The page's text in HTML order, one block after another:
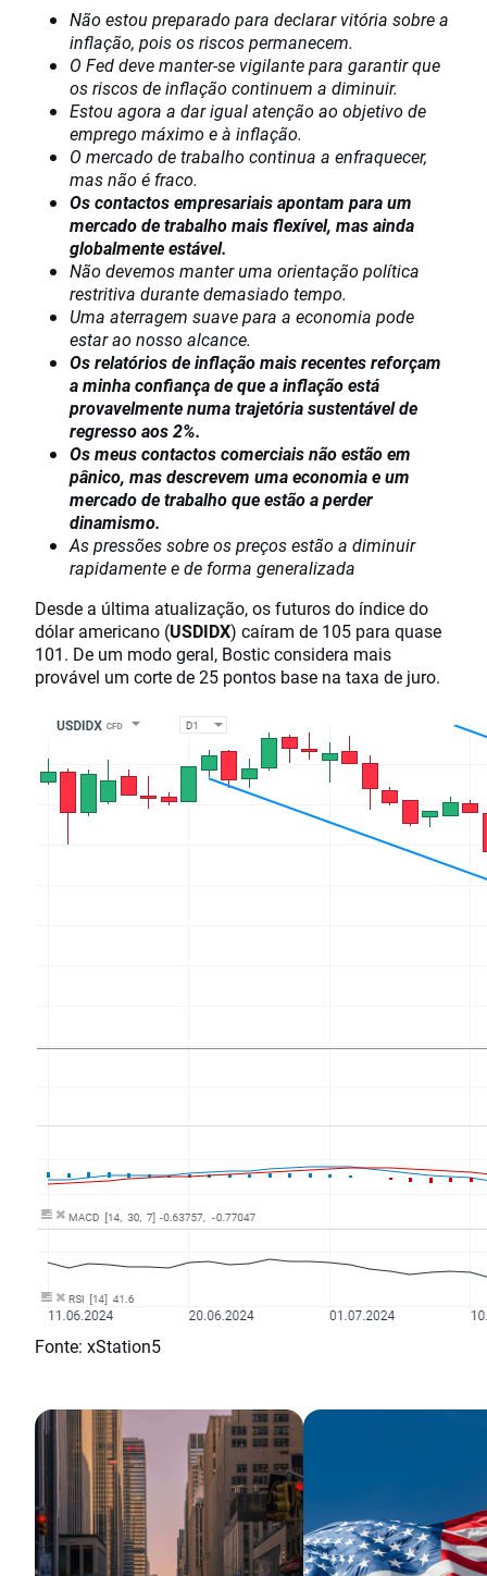
Não estou preparado para declarar vitória sobre a
inflação, pois os riscos permanecem.
O Fed deve manter-se vigilante para garantir que
os riscos de inflação continuem a diminuir.
Estou agora a dar igual atenção ao objetivo de
emprego máximo e à inflação.
O mercado de trabalho continua a enfraquecer,
mas não é fraco.
Os contactos empresariais apontam para um
mercado de trabalho mais flexível, mas ainda
globalmente estável.
Não devemos manter uma orientação política
restritiva durante demasiado tempo.
Uma aterragem suave para a economia pode
estar ao nosso alcance.
Os relatórios de inflação mais recentes reforçam
a minha confiança de que a inflação está
provavelmente numa trajetória sustentável de
regresso aos 2%.
Os meus contactos comerciais não estão em
pânico, mas descrevem uma economia e um
mercado de trabalho que estão a perder
dinamismo.
As pressões sobre os preços estão a diminuir
rapidamente e de forma generalizada
Desde a última atualização, os futuros do índice do
dólar americano (USDIDX) caíram de 105 para quase
101. De um modo geral, Bostic considera mais
provável um corte de 25 pontos base na taxa de juro.
Fonte: xStation5